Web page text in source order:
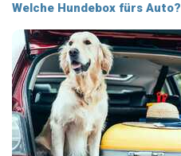
Welche Hundebox fürs Auto?